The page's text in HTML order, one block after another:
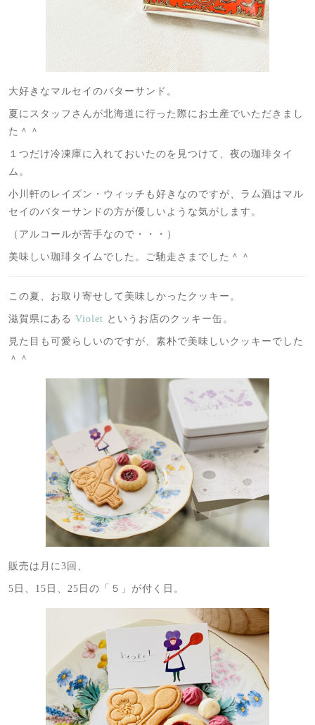
大好きなマルセイのバターサンド。
夏にスタッフさんが北海道に行った際にお土産でいただきまし
た＾＾
１つだけ冷凍庫に入れておいたのを見つけて、夜の珈琲タイ
ム。
小川軒のレイズン・ウィッチも好きなのですが、ラム酒はマル
セイのバターサンドの方が優しいような気がします。
（アルコールが苦手なので・・・）
美味しい珈琲タイムでした。ご馳走さまでした＾＾
この夏、お取り寄せして美味しかったクッキー。
滋賀県にある Violet というお店のクッキー缶。
見た目も可愛らしいのですが、素朴で美味しいクッキーでした
＾＾
販売は月に3回、
5日、15日、25日の「５」が付く日。